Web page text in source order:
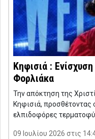
Κηφισιά :
Φορλιάκα
Την απόκτηση της
Κηφισιά, προσθέτοντας
ελπιδοφόρες
09 Ιουλίου 2026 στις